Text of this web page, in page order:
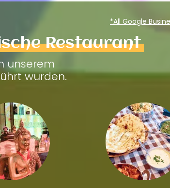
*All Google
Restaurant
unserem
wurden.